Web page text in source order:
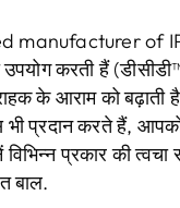
manufacturer of
करती हैं
के आराम को
प्रदान करते हैं,
प्रकार की
बाल.